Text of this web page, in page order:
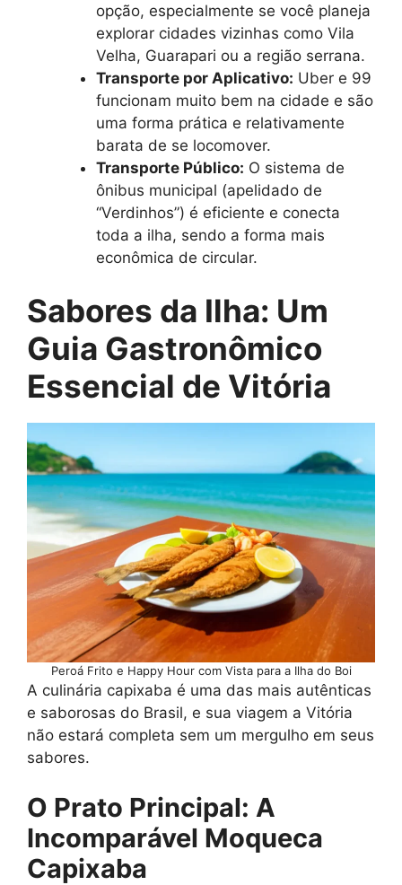
opção, especialmente se você planeja
explorar cidades vizinhas como Vila
Velha, Guarapari ou a região serrana.
Transporte por Aplicativo: Uber e 99
funcionam muito bem na cidade e são
uma forma prática e relativamente
barata de se locomover.
Transporte Público: O sistema de
ônibus municipal (apelidado de
“Verdinhos”) é eficiente e conecta
toda a ilha, sendo a forma mais
econômica de circular.
Sabores da Ilha: Um
Guia Gastronômico
Essencial de Vitória
Peroá Frito e Happy Hour com Vista para a Ilha do Boi
A culinária capixaba é uma das mais autênticas
e saborosas do Brasil, e sua viagem a Vitória
não estará completa sem um mergulho em seus
sabores.
O Prato Principal: A
Incomparável Moqueca
Capixaba